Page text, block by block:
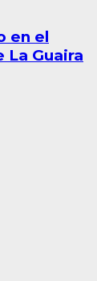
en el
Guaira